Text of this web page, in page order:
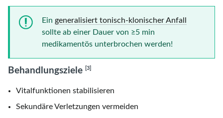
Ein generalisiert tonisch-klonischer Anfall
sollte ab einer Dauer von ≥5 min
medikamentös unterbrochen werden!
Behandlungsziele [3]
Vitalfunktionen stabilisieren
Sekundäre Verletzungen vermeiden